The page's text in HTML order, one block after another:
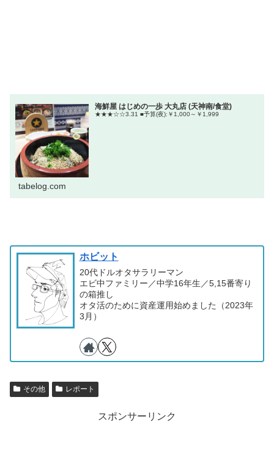
海鮮屋 はじめの一歩 大丸店 (天神南/食堂)
★★★☆☆3.31 ■予算(夜):￥1,000～￥1,999
tabelog.com
ホビット
20代ドルオタサラリーマン
エビ中ファミリー／中学16年生／5,15番寄り
の箱推し
オタ活のために資産運用始めました（2023年
3月）
その他 レポート
スポンサーリンク